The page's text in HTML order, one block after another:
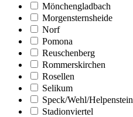
Mönchengladbach
Morgensternsheide
Norf
Pomona
Reuschenberg
Rommerskirchen
Rosellen
Selikum
Speck/Wehl/Helpenstein
Stadionviertel